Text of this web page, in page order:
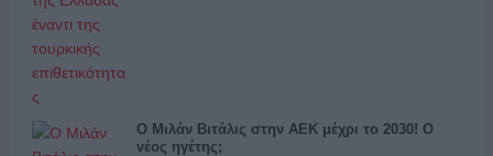
Ο Μιλάν Βιτάλις στην ΑΕΚ μέχρι το 2030! Ο
νέος ηγέτης;